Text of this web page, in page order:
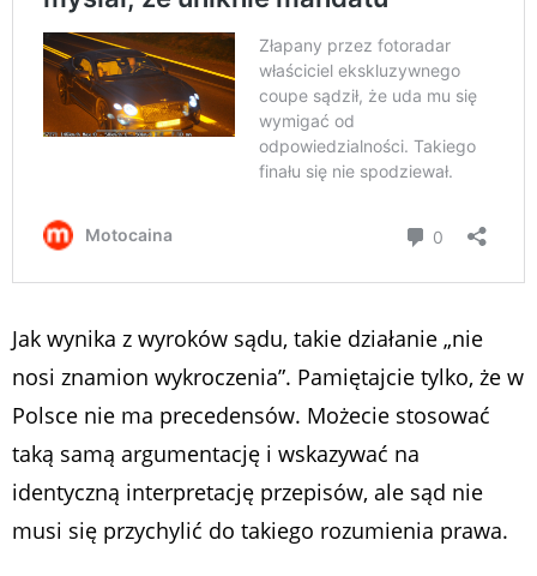
Jak wynika z wyroków sądu, takie działanie „nie
nosi znamion wykroczenia”. Pamiętajcie tylko, że w
Polsce nie ma precedensów. Możecie stosować
taką samą argumentację i wskazywać na
identyczną interpretację przepisów, ale sąd nie
musi się przychylić do takiego rozumienia prawa.